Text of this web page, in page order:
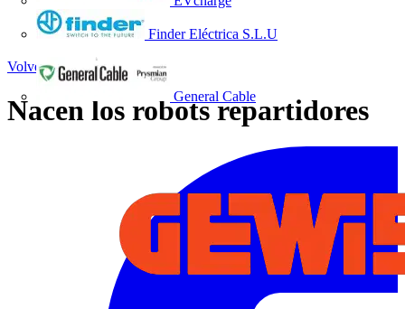
Finder Eléctrica S.L.U
General Cable
Volver a Noticias
Nacen los robots repartidores